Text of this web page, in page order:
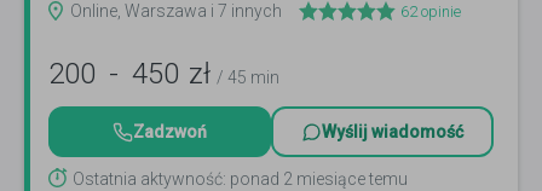
Online, Warszawa i 7 innych
62opinie
200 - 450 zł / 45 min
Zadzwoń Wyślij wiadomość
Ostatnia aktywność: ponad 2 miesiące temu